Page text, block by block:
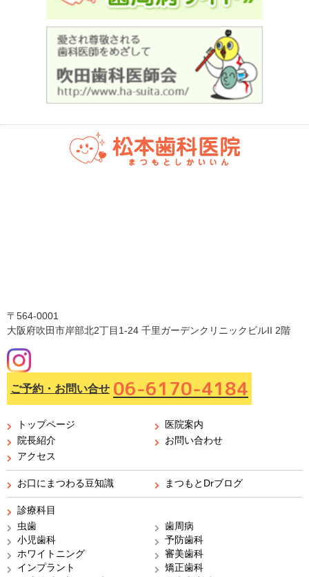
〒564-0001
大阪府吹田市岸部北2丁目1-24 千里ガーデンクリニックビルII 2階
ご予約・お問い合せ 06-6170-4184
トップページ
医院案内
院長紹介
お問い合わせ
アクセス
お口にまつわる豆知識 まつもとDrブログ
診療科目
虫歯
歯周病
小児歯科
予防歯科
ホワイトニング
審美歯科
インプラント
矯正歯科